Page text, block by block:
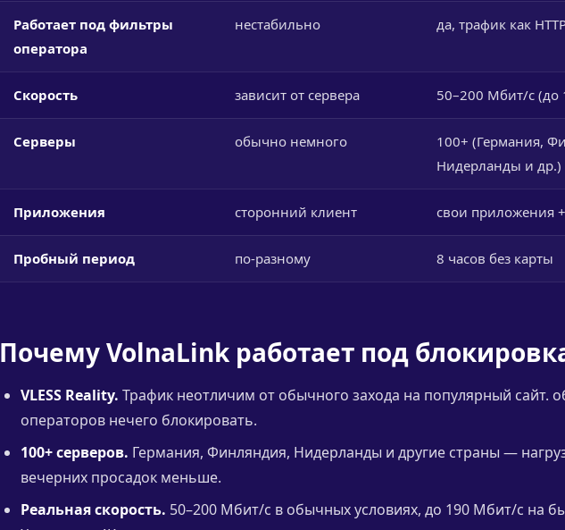
Работает под фильтры
оператора
нестабильно да, трафик как
Скорость зависит от сервера 50–200 Мбит/с (до
Серверы обычно немного
100+ (Германия,
Нидерланды и др.)
Приложения сторонний клиент свои приложения
Пробный период по-разному 8 часов без карты
Почему VolnaLink работает под
VLESS Reality. Трафик неотличим от обычного захода на популярный сайт.
операторов нечего блокировать.
100+ серверов. Германия, Финляндия, Нидерланды и другие страны —
вечерних просадок меньше.
Реальная скорость. 50–200 Мбит/с в обычных условиях, до 190 Мбит/с на